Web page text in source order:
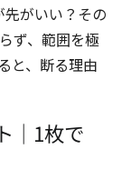
がいい？その
ず、範囲を極
と、断る理由
｜1枚で